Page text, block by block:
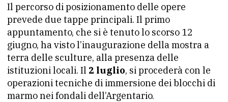
Il percorso di posizionamento delle opere
prevede due tappe principali. Il primo
appuntamento, che si è tenuto lo scorso 12
giugno, ha visto l’inaugurazione della mostra a
terra delle sculture, alla presenza delle
istituzioni locali. Il 2 luglio, si procederà con le
operazioni tecniche di immersione dei blocchi di
marmo nei fondali dell’Argentario.